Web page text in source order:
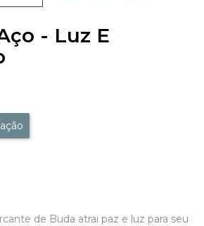
- Luz E
de Buda atrai paz e luz para seu